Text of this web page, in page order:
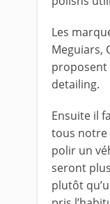
Les
Meguiars,
proposent
detailing.
Ensuite il
tous notre
polir un
seront plus
plutôt